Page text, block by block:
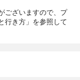
ございますので、プ
行き方」を参照して